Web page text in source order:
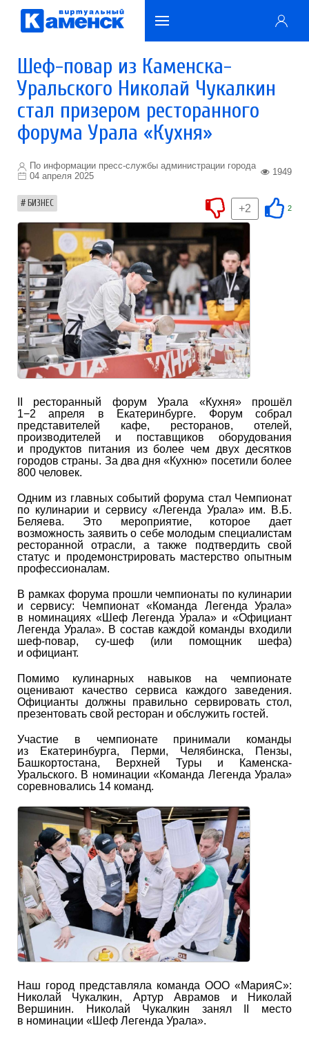
Шеф-повар из Каменска-
Уральского Николай Чукалкин
стал призером ресторанного
форума Урала «Кухня»
По информации пресс-службы администрации города
04 апреля 2025
1949
БИЗНЕС 2
+2
II ресторанный форум Урала «Кухня» прошёл
1−2 апреля в Екатеринбурге. Форум собрал
представителей кафе, ресторанов, отелей,
производителей и поставщиков оборудования
и продуктов питания из более чем двух десятков
городов страны. За два дня «Кухню» посетили более
800 человек.
Одним из главных событий форума стал Чемпионат
по кулинарии и сервису «Легенда Урала» им. В.Б.
Беляева. Это мероприятие, которое дает
возможность заявить о себе молодым специалистам
ресторанной отрасли, а также подтвердить свой
статус и продемонстрировать мастерство опытным
профессионалам.
В рамках форума прошли чемпионаты по кулинарии
и сервису: Чемпионат «Команда Легенда Урала»
в номинациях «Шеф Легенда Урала» и «Официант
Легенда Урала». В состав каждой команды входили
шеф-повар, су-шеф (или помощник шефа)
и официант.
Помимо кулинарных навыков на чемпионате
оценивают качество сервиса каждого заведения.
Официанты должны правильно сервировать стол,
презентовать свой ресторан и обслужить гостей.
Участие в чемпионате принимали команды
из Екатеринбурга, Перми, Челябинска, Пензы,
Башкортостана, Верхней Туры и Каменска-
Уральского. В номинации «Команда Легенда Урала»
соревновались 14 команд.
Наш город представляла команда ООО «МарияС»:
Николай Чукалкин, Артур Аврамов и Николай
Вершинин. Николай Чукалкин занял II место
в номинации «Шеф Легенда Урала».